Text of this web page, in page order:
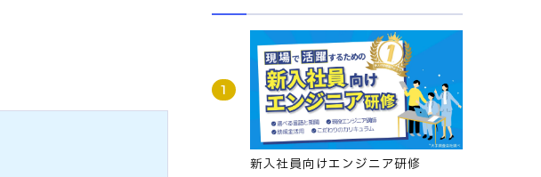
新入社員向けエンジニア研修